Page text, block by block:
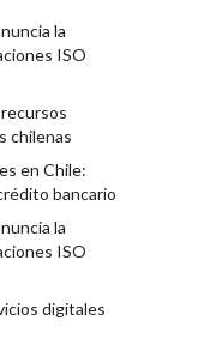
la
ISO
chilenas
en Chile:
bancario
la
ISO
digitales